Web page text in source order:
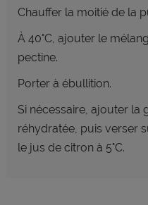
Chauffer la moitié de la
À 40°C, ajouter le
pectine.
Porter à ébullition.
Si nécessaire, ajouter la
réhydratée, puis verser
le jus de citron à 5°C.